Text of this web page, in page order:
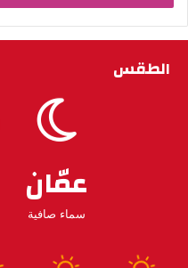
الطقس
عمّان
سماء صافية